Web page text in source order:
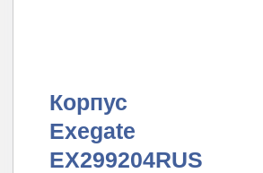
Корпус
Exegate
EX299204RUS